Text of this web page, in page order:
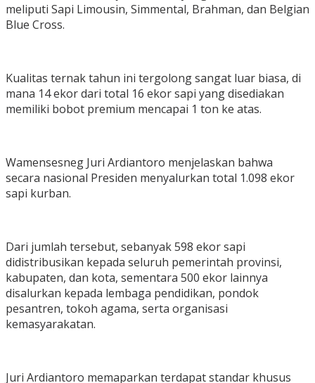
meliputi Sapi Limousin, Simmental, Brahman, dan Belgian
Blue Cross.
Kualitas ternak tahun ini tergolong sangat luar biasa, di
mana 14 ekor dari total 16 ekor sapi yang disediakan
memiliki bobot premium mencapai 1 ton ke atas.
​Wamensesneg Juri Ardiantoro menjelaskan bahwa
secara nasional Presiden menyalurkan total 1.098 ekor
sapi kurban.
Dari jumlah tersebut, sebanyak 598 ekor sapi
didistribusikan kepada seluruh pemerintah provinsi,
kabupaten, dan kota, sementara 500 ekor lainnya
disalurkan kepada lembaga pendidikan, pondok
pesantren, tokoh agama, serta organisasi
kemasyarakatan.
​Juri Ardiantoro memaparkan terdapat standar khusus